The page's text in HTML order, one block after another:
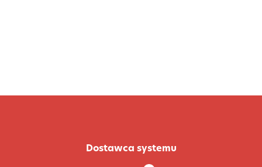
Dostawca systemu